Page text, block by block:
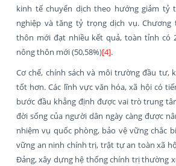
kinh tế chuyển dịch theo hướng giảm tỷ
nghiệp và tăng tỷ trọng dịch vụ.
thôn mới đạt nhiều kết quả, toàn tỉnh có
nông thôn mới (50,58%)[4].
Cơ chế, chính sách và môi trường đầu tư,
tốt hơn. Các lĩnh vực văn hóa, xã hội có
bước đầu khẳng định được vai trò trung
đời sống của người dân ngày càng được
nhiệm vụ quốc phòng, bảo vệ vững chắc
vững an ninh chính trị, trật tự an toàn xã
Đảng, xây dựng hệ thống chính trị thường